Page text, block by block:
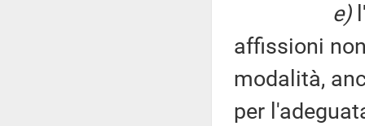
e)
affissioni
modalità,
per